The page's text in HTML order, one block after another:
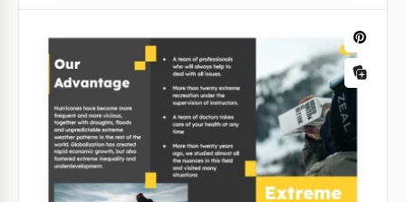
Google Slides
Folleto de Casamentos Leve
Você convida todos para o seu casamento, ou
oferece serviços de aluguel ou venda de fantasias?